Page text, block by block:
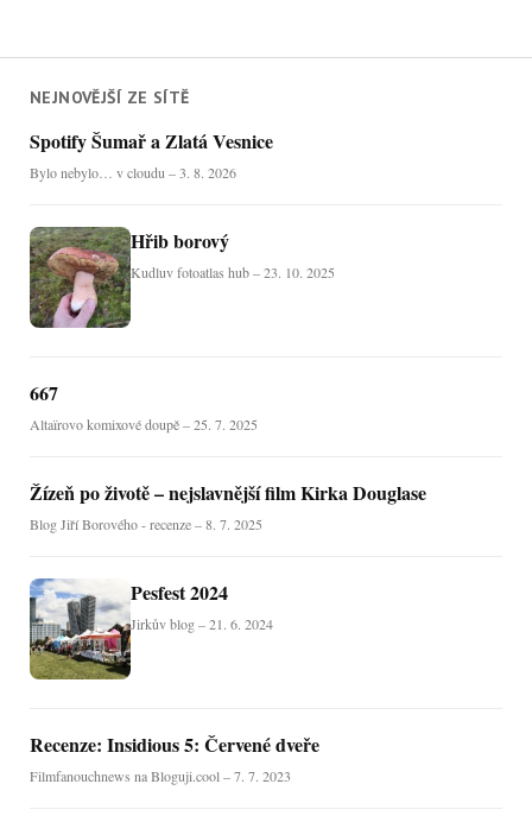
NEJNOVĚJŠÍ ZE SÍTĚ
Spotify Šumař a Zlatá Vesnice
Bylo nebylo… v cloudu – 3. 8. 2026
Hřib borový
Kudluv fotoatlas hub – 23. 10. 2025
667
Altaïrovo komixové doupě – 25. 7. 2025
Žízeň po životě – nejslavnější film Kirka Douglase
Blog Jiří Borového - recenze – 8. 7. 2025
Pesfest 2024
Jirkův blog – 21. 6. 2024
Recenze: Insidious 5: Červené dveře
Filmfanouchnews na Bloguji.cool – 7. 7. 2023